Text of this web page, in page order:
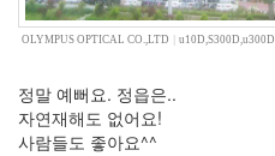
OLYMPUS OPTICAL CO.,LTD u10D,S300D,u300D
정말 예뻐요. 정읍은..
자연재해도 없어요!
사람들도 좋아요^^
3
월
2011
년
4